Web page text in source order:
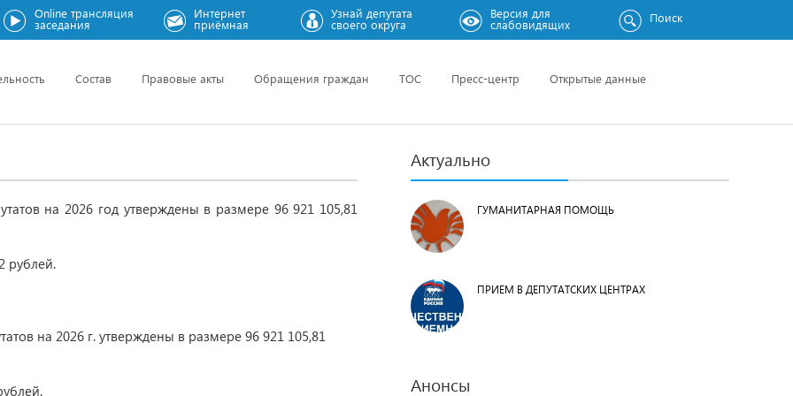
Online трансляция
заседания
Интернет
приёмная
Узнай депутата
своего округа
Версия для
слабовидящих Поиск
Состав Правовые акты Обращения граждан ТОС Пресс-центр Открытые данные
на 2026 год утверждены в размере 96 921 105,81
рублей.
на 2026 г. утверждены в размере 96 921 105,81
Актуально
ГУМАНИТАРНАЯ ПОМОЩЬ
ПРИЕМ В ДЕПУТАТСКИХ ЦЕНТРАХ
Анонсы